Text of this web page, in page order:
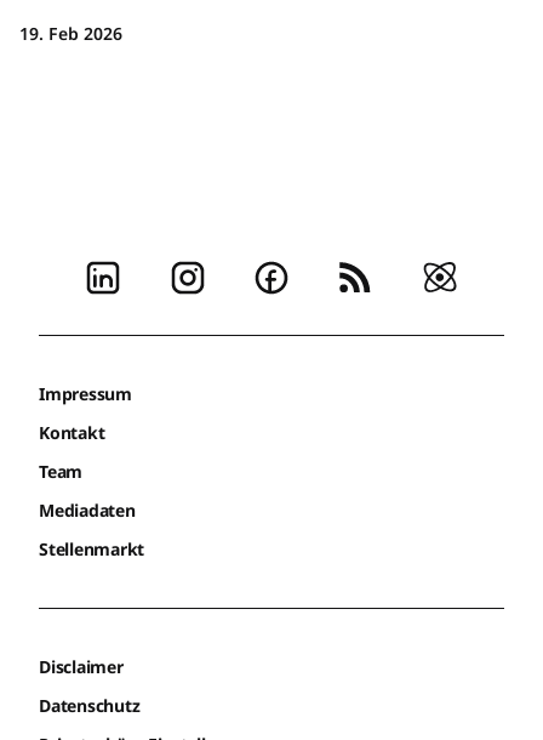
19. Feb 2026
Impressum
Kontakt
Team
Mediadaten
Stellenmarkt
Disclaimer
Datenschutz